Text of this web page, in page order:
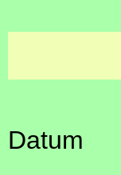
Datum